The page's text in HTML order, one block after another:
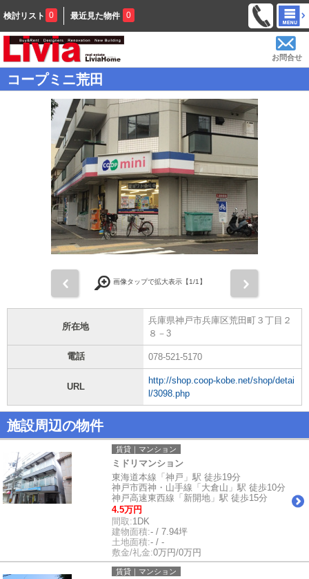
検討リスト 0 最近見た物件 0
お問合せ
コープミニ荒田
画像タップで拡大表示【1/1】
所在地
兵庫県神戸市兵庫区荒田町３丁目２
８－3
電話 078-521-5170
URL
http://shop.coop-kobe.net/shop/detai
l/3098.php
施設周辺の物件
賃貸｜マンション
ミドリマンション
東海道本線「神戸」駅 徒歩19分
神戸市西神・山手線「大倉山」駅 徒歩10分
神戸高速東西線「新開地」駅 徒歩15分
4.5万円
間取:1DK
建物面積:- / 7.94坪
土地面積:- / -
敷金/礼金:0万円/0万円
賃貸｜マンション